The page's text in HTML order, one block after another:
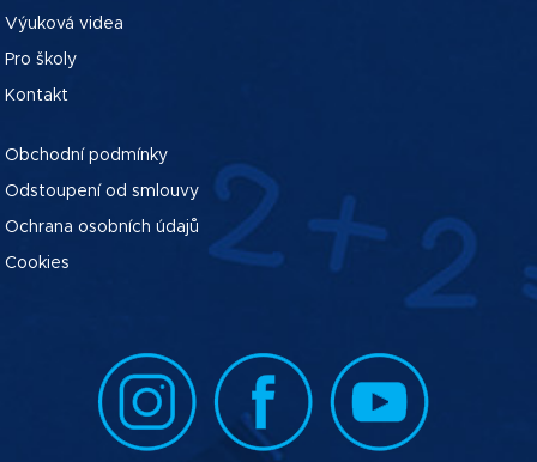
Výuková videa
Pro školy
Kontakt
Obchodní podmínky
Odstoupení od smlouvy
Ochrana osobních údajů
Cookies